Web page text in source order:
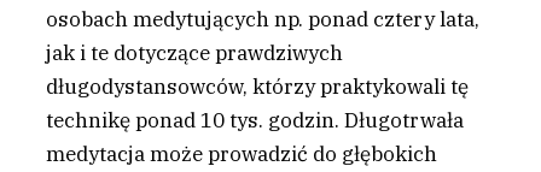
osobach medytujących np. ponad cztery lata,
jak i te dotyczące prawdziwych
długodystansowców, którzy praktykowali tę
technikę ponad 10 tys. godzin. Długotrwała
medytacja może prowadzić do głębokich